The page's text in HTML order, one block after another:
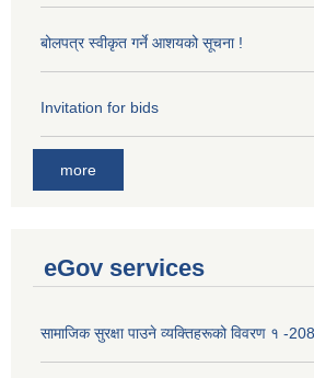
बोलपत्र स्वीकृत गर्ने आशयको सूचना !
Invitation for bids
more
eGov services
सामाजिक सुरक्षा पाउने व्यक्तिहरूको विवरण १ -